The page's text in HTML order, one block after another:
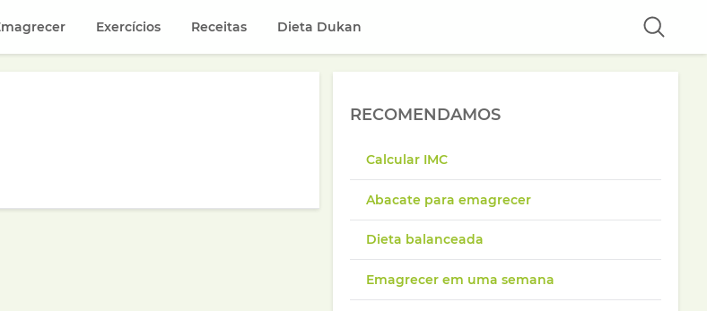
Exercícios Receitas Dieta Dukan
RECOMENDAMOS
Calcular IMC
Abacate para emagrecer
Dieta balanceada
Emagrecer em uma semana